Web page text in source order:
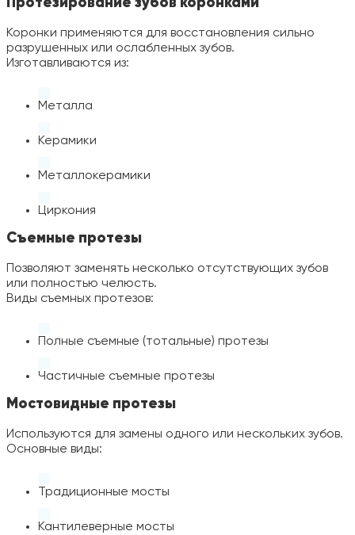
Протезирование зубов коронками
Коронки применяются для восстановления сильно
разрушенных или ослабленных зубов.
Изготавливаются из:
Металла
Керамики
Металлокерамики
Циркония
Съемные протезы
Позволяют заменять несколько отсутствующих зубов
или полностью челюсть.
Виды съемных протезов:
Полные съемные (тотальные) протезы
Частичные съемные протезы
Мостовидные протезы
Используются для замены одного или нескольких зубов.
Основные виды:
Традиционные мосты
Кантилеверные мосты